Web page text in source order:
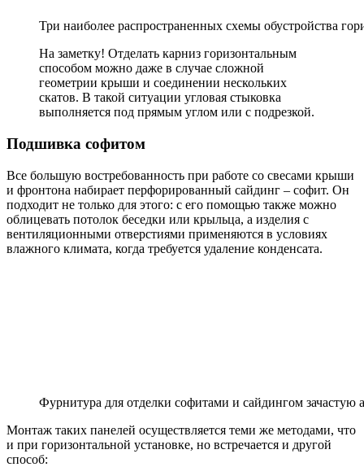
Три наиболее распространенных схемы обустройства
На заметку! Отделать карниз горизонтальным
способом можно даже в случае сложной
геометрии крыши и соединении нескольких
скатов. В такой ситуации угловая стыковка
выполняется под прямым углом или с подрезкой.
Подшивка софитом
Все большую востребованность при работе со свесами крыши
и фронтона набирает перфорированный сайдинг – софит. Он
подходит не только для этого: с его помощью также можно
облицевать потолок беседки или крыльца, а изделия с
вентиляционными отверстиями применяются в условиях
влажного климата, когда требуется удаление конденсата.
Фурнитура для отделки софитами и сайдингом зачастую
Монтаж таких панелей осуществляется теми же методами, что
и при горизонтальной установке, но встречается и другой
способ: